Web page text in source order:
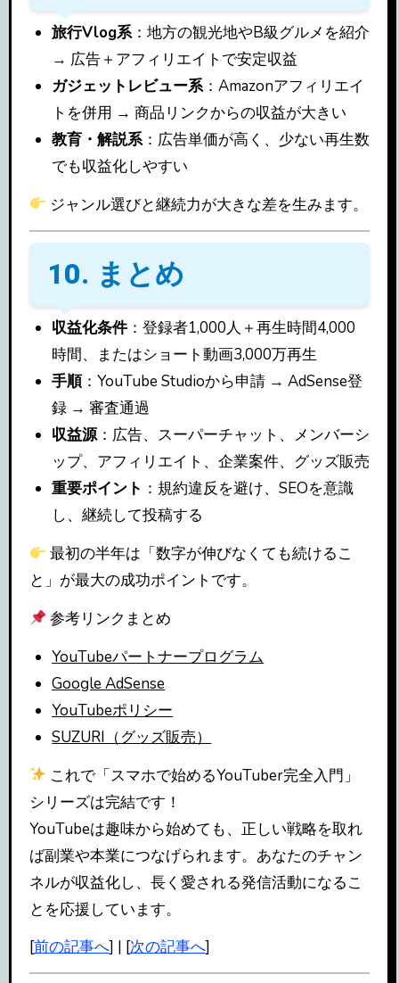
旅行Vlog系：地方の観光地やB級グルメを紹介
→ 広告＋アフィリエイトで安定収益
ガジェットレビュー系：Amazonアフィリエイ
トを併用 → 商品リンクからの収益が大きい
教育・解説系：広告単価が高く、少ない再生数
でも収益化しやすい
ジャンル選びと継続力が大きな差を生みます。
10. まとめ
収益化条件：登録者1,000人＋再生時間4,000
時間、またはショート動画3,000万再生
手順：YouTube Studioから申請 → AdSense登
録 → 審査通過
収益源：広告、スーパーチャット、メンバーシ
ップ、アフィリエイト、企業案件、グッズ販売
重要ポイント ：規約違反を避け、SEOを意識
し、継続して投稿する
最初の半年は「数字が伸びなくても続けるこ
と」が最大の成功ポイントです。
参考リンクまとめ
YouTubeパートナープログラム
Google AdSense
YouTubeポリシー
SUZURI（グッズ販売）
これで「スマホで始めるYouTuber完全入門」
シリーズは完結です！
YouTubeは趣味から始めても、正しい戦略を取れ
ば副業や本業につなげられます。あなたのチャン
ネルが収益化し、長く愛される発信活動になるこ
とを応援しています。
[前の記事へ] | [次の記事へ]